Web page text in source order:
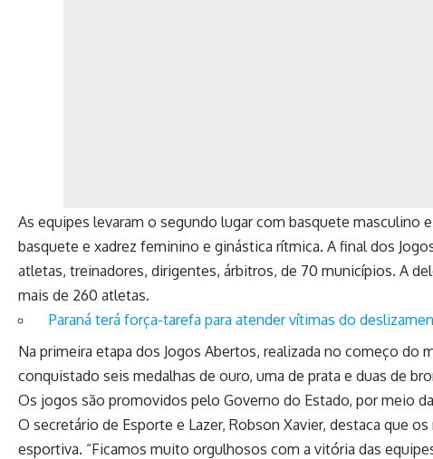
As equipes levaram o segundo lugar com basquete masculino
basquete e xadrez feminino e ginástica rítmica. A final dos
atletas, treinadores, dirigentes, árbitros, de 70 municípios. A
mais de 260 atletas.
Paraná terá força-tarefa para atender vítimas do
Na primeira etapa dos Jogos Abertos, realizada no começo do
conquistado seis medalhas de ouro, uma de prata e duas de
Os jogos são promovidos pelo Governo do Estado, por meio
O secretário de Esporte e Lazer, Robson Xavier, destaca que
esportiva. “Ficamos muito orgulhosos com a vitória das